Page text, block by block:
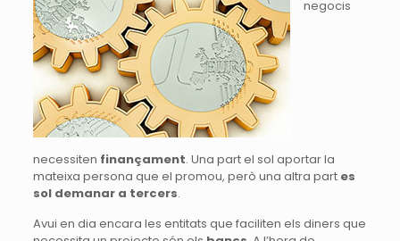
negocis
necessiten finançament. Una part el sol aportar la
mateixa persona que el promou, però una altra part es
sol demanar a tercers.
Avui en dia encara les entitats que faciliten els diners que